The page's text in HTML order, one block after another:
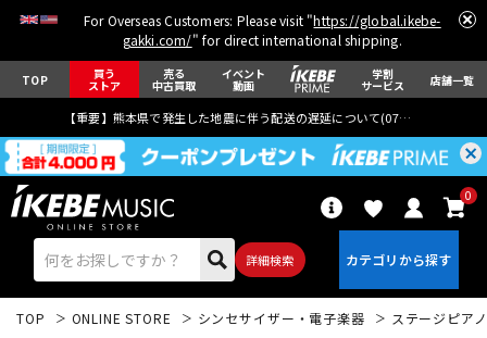
For Overseas Customers: Please visit "https://global.ikebe-
gakki.com/" for direct international shipping.
TOP 買う
ストア
売る
中古買取
イベント
動画
学割
サービス 店舗一覧
【重要】熊本県で発生した地震に伴う配送の遅延について(07月29日
詳細検索
0
TOP ONLINE STORE シンセサイザー・電子楽器 ステージピア